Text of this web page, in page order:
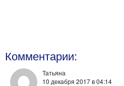
Комментарии:
Татьяна
10 декабря 2017в 04:14